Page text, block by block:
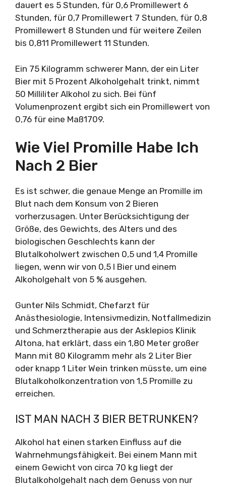
dauert es 5 Stunden, für 0,6 Promillewert 6
Stunden, für 0,7 Promillewert 7 Stunden, für 0,8
Promillewert 8 Stunden und für weitere Zeilen
bis 0,811 Promillewert 11 Stunden.
Ein 75 Kilogramm schwerer Mann, der ein Liter
Bier mit 5 Prozent Alkoholgehalt trinkt, nimmt
50 Milliliter Alkohol zu sich. Bei fünf
Volumenprozent ergibt sich ein Promillewert von
0,76 für eine Maß1709.
Wie Viel Promille Habe Ich
Nach 2 Bier
Es ist schwer, die genaue Menge an Promille im
Blut nach dem Konsum von 2 Bieren
vorherzusagen. Unter Berücksichtigung der
Größe, des Gewichts, des Alters und des
biologischen Geschlechts kann der
Blutalkoholwert zwischen 0,5 und 1,4 Promille
liegen, wenn wir von 0,5 l Bier und einem
Alkoholgehalt von 5 % ausgehen.
Gunter Nils Schmidt, Chefarzt für
Anästhesiologie, Intensivmedizin, Notfallmedizin
und Schmerztherapie aus der Asklepios Klinik
Altona, hat erklärt, dass ein 1,80 Meter großer
Mann mit 80 Kilogramm mehr als 2 Liter Bier
oder knapp 1 Liter Wein trinken müsste, um eine
Blutalkoholkonzentration von 1,5 Promille zu
erreichen.
IST MAN NACH 3 BIER BETRUNKEN?
Alkohol hat einen starken Einfluss auf die
Wahrnehmungsfähigkeit. Bei einem Mann mit
einem Gewicht von circa 70 kg liegt der
Blutalkoholgehalt nach dem Genuss von nur